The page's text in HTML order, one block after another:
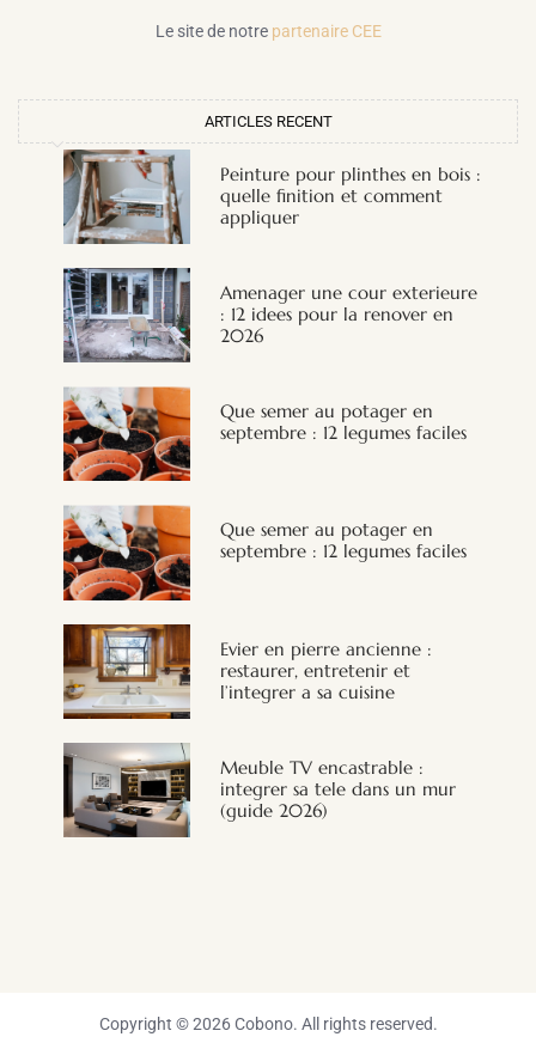
Le site de notre partenaire CEE
ARTICLES RECENT
Peinture pour plinthes en bois :
quelle finition et comment
appliquer
Amenager une cour exterieure
: 12 idees pour la renover en
2026
Que semer au potager en
septembre : 12 legumes faciles
Que semer au potager en
septembre : 12 legumes faciles
Evier en pierre ancienne :
restaurer, entretenir et
l’integrer a sa cuisine
Meuble TV encastrable :
integrer sa tele dans un mur
(guide 2026)
Copyright © 2026 Cobono. All rights reserved.